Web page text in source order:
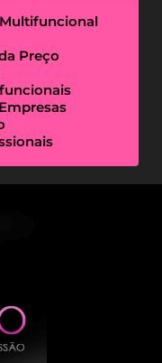
Preço